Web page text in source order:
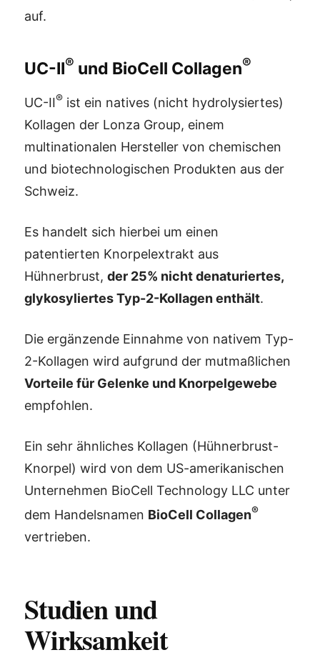
auf.
UC-II® und BioCell Collagen®
UC-II® ist ein natives (nicht hydrolysiertes)
Kollagen der Lonza Group, einem
multinationalen Hersteller von chemischen
und biotechnologischen Produkten aus der
Schweiz.
Es handelt sich hierbei um einen
patentierten Knorpelextrakt aus
Hühnerbrust, der 25% nicht denaturiertes,
glykosyliertes Typ-2-Kollagen enthält.
Die ergänzende Einnahme von nativem Typ-
2-Kollagen wird aufgrund der mutmaßlichen
Vorteile für Gelenke und Knorpelgewebe
empfohlen.
Ein sehr ähnliches Kollagen (Hühnerbrust-
Knorpel) wird von dem US-amerikanischen
Unternehmen BioCell Technology LLC unter
dem Handelsnamen BioCell Collagen®
vertrieben.
Studien und
Wirksamkeit